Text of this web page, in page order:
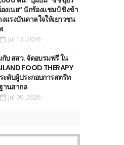
งเนย“ นักร้องแชมป์ ชิงช้า
แรงบันดาลใจให้เยาวชน
Jul 13, 2026
บ สสว. จัดอบรมฟรี ใน
FOOD THERAPY
ระดับผู้ประกอบการสตรีท
านสากล
Jul 09, 2026